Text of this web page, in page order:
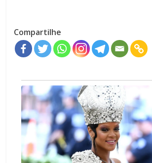
Compartilhe